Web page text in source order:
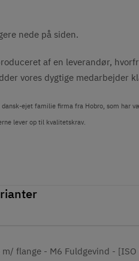
nede på siden.
af en leverandør,
vores dygtige medarbejder
dansk-ejet familie firma fra Hobro, som
lever op til kvalitetskrav.